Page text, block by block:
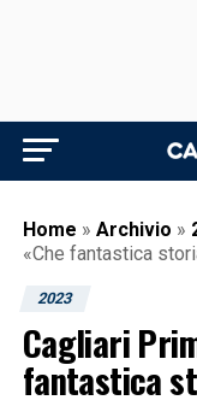
Home » Archivio »
«Che fantastica
2023
Cagliari
fantastica